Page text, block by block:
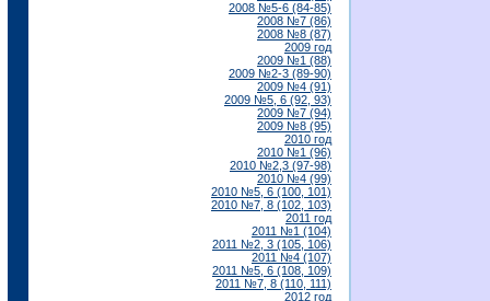
2008 №5-6 (84-85)
2008 №7 (86)
2008 №8 (87)
2009 год
2009 №1 (88)
2009 №2-3 (89-90)
2009 №4 (91)
2009 №5, 6 (92, 93)
2009 №7 (94)
2009 №8 (95)
2010 год
2010 №1 (96)
2010 №2,3 (97-98)
2010 №4 (99)
2010 №5, 6 (100, 101)
2010 №7, 8 (102, 103)
2011 год
2011 №1 (104)
2011 №2, 3 (105, 106)
2011 №4 (107)
2011 №5, 6 (108, 109)
2011 №7, 8 (110, 111)
2012 год